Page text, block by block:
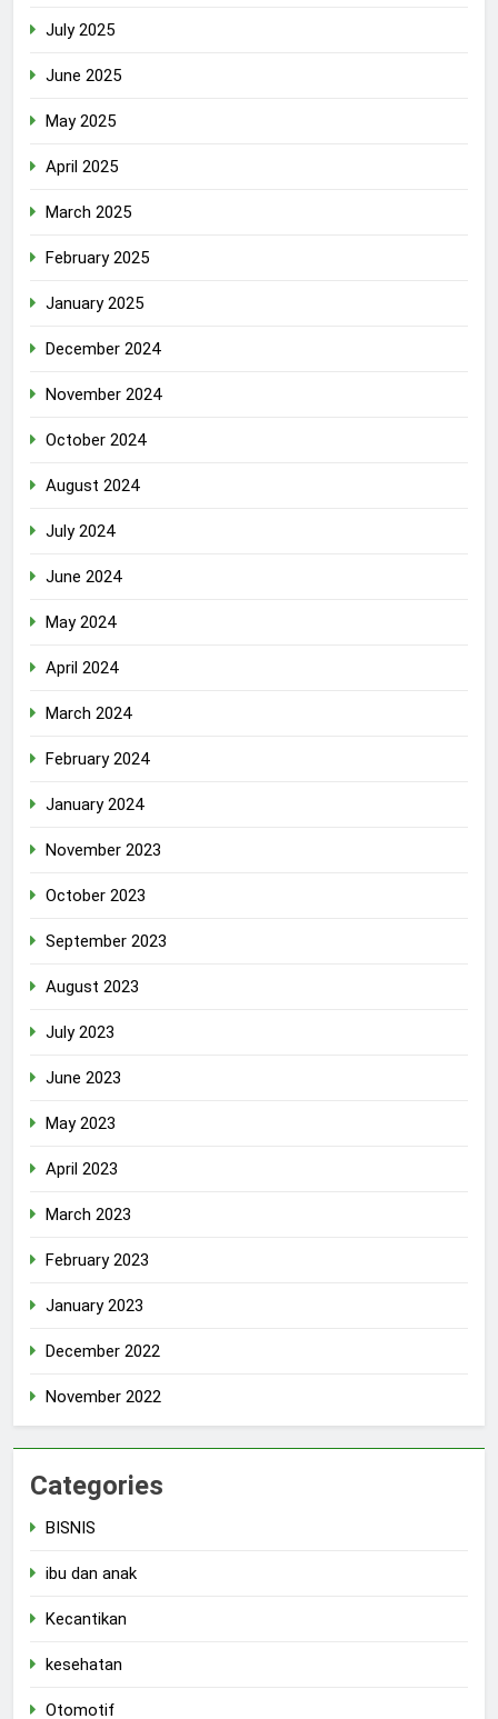
July 2025
June 2025
May 2025
April 2025
March 2025
February 2025
January 2025
December 2024
November 2024
October 2024
August 2024
July 2024
June 2024
May 2024
April 2024
March 2024
February 2024
January 2024
November 2023
October 2023
September 2023
August 2023
July 2023
June 2023
May 2023
April 2023
March 2023
February 2023
January 2023
December 2022
November 2022
Categories
BISNIS
ibu dan anak
Kecantikan
kesehatan
Otomotif